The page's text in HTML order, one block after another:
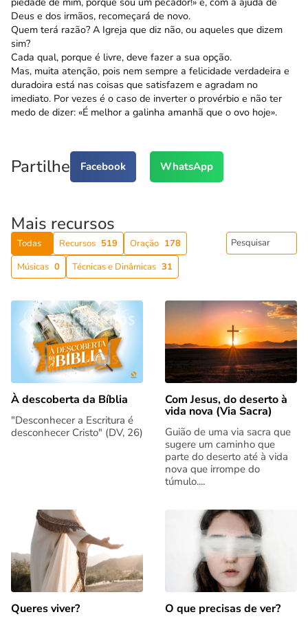
Deus e dos irmãos, recomeçará de novo.
Quem terá razão? A Igreja que diz não, ou aqueles que dizem
sim?
Cada qual, porque é livre, deve fazer a sua opção.
Mas, muita atenção, pois nem sempre a felicidade verdadeira e
duradoira está nas coisas que satisfazem e agradam no
imediato. Por vezes é o caso de inverter o provérbio e não ter
medo de dizer: «É melhor a galinha amanhã que o ovo hoje».
Partilhe Facebook WhatsApp
Mais recursos
Todas Recursos 519 Oração 178
Músicas 0 Técnicas e Dinâmicas 31
À descoberta da Bíblia
"Desconhecer a Escritura é
desconhecer Cristo" (DV, 26)
Com Jesus, do deserto à
vida nova (Via Sacra)
Guião de uma via sacra que
sugere um caminho que
parte do deserto até à vida
nova que irrompe do
túmulo....
Queres viver? O que precisas de ver?